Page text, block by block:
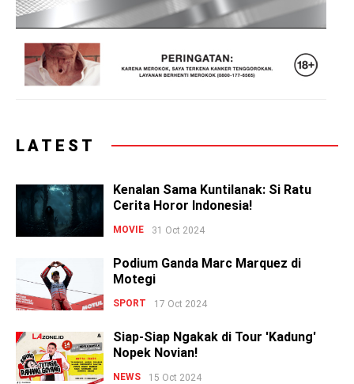
LATEST
Kenalan Sama Kuntilanak: Si Ratu
Cerita Horor Indonesia!
MOVIE 31 Oct 2024
Podium Ganda Marc Marquez di
Motegi
SPORT 17 Oct 2024
Siap-Siap Ngakak di Tour 'Kadung'
Nopek Novian!
NEWS 15 Oct 2024